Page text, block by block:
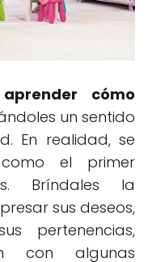
cómo
un sentido
En realidad, se
el primer
Bríndales la
sus deseos,
pertenencias,
con algunas